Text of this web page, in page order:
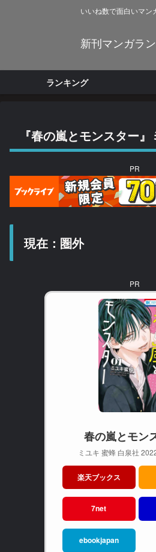
いいね数で面白いマン
新刊マンガラ
ランキング
『春の嵐とモンスター
PR
現在：圏外
PR
春の嵐とモン
ミユキ 蜜蜂 白泉社
楽天ブックス
7net
ebookjapan